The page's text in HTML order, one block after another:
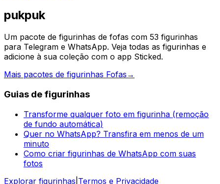
pukpuk
Um pacote de figurinhas de fofas com 53 figurinhas
para Telegram e WhatsApp. Veja todas as figurinhas e
adicione à sua coleção com o app Sticked.
Mais pacotes de figurinhas Fofas →
Guias de figurinhas
Transforme qualquer foto em figurinha (remoção
de fundo automática)
Quer no WhatsApp? Transfira em menos de um
minuto
Como criar figurinhas de WhatsApp com suas
fotos
Explorar figurinhas Termos e Privacidade